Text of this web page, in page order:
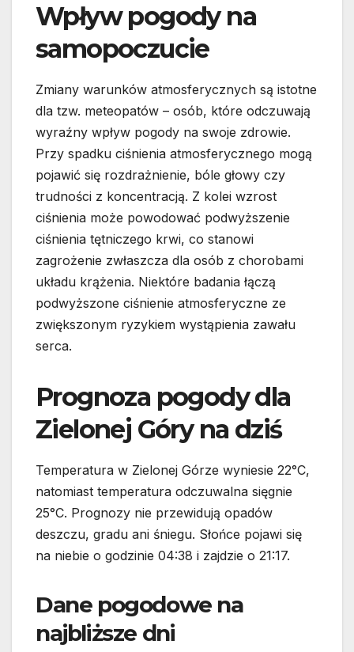
Wpływ pogody na
samopoczucie
Zmiany warunków atmosferycznych są istotne
dla tzw. meteopatów – osób, które odczuwają
wyraźny wpływ pogody na swoje zdrowie.
Przy spadku ciśnienia atmosferycznego mogą
pojawić się rozdrażnienie, bóle głowy czy
trudności z koncentracją. Z kolei wzrost
ciśnienia może powodować podwyższenie
ciśnienia tętniczego krwi, co stanowi
zagrożenie zwłaszcza dla osób z chorobami
układu krążenia. Niektóre badania łączą
podwyższone ciśnienie atmosferyczne ze
zwiększonym ryzykiem wystąpienia zawału
serca.
Prognoza pogody dla
Zielonej Góry na dziś
Temperatura w Zielonej Górze wyniesie 22°C,
natomiast temperatura odczuwalna sięgnie
25°C. Prognozy nie przewidują opadów
deszczu, gradu ani śniegu. Słońce pojawi się
na niebie o godzinie 04:38 i zajdzie o 21:17.
Dane pogodowe na
najbliższe dni